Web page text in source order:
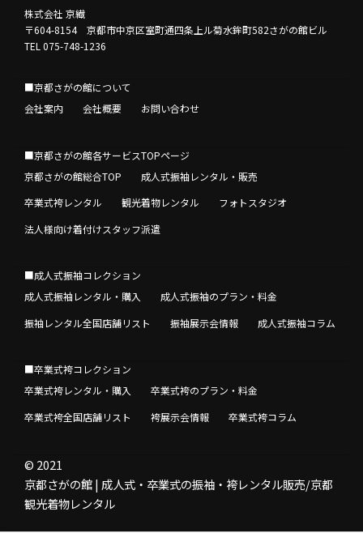
株式会社 京繊
〒604-8154 京都市中京区室町通四条上ル菊水鉾町582さがの館ビル
TEL 075-748-1236
■京都さがの館について
会社案内
会社概要 お問い合わせ
■京都さがの館各サービスTOPページ
京都さがの館総合TOP
成人式振袖レンタル・販売
卒業式袴レンタル
観光着物レンタル
フォトスタジオ
法人様向け着付けスタッフ派遣
■成人式振袖コレクション
成人式振袖レンタル・購入
成人式振袖のプラン・料金
振袖レンタル全国店舗リスト
振袖展示会情報 成人式振袖コラム
■卒業式袴コレクション
卒業式袴レンタル・購入
卒業式袴のプラン・料金
卒業式袴全国店舗リスト
袴展示会情報 卒業式袴コラム
© 2021
京都さがの館 | 成人式・卒業式の振袖・袴レンタル販売/京都
観光着物レンタル